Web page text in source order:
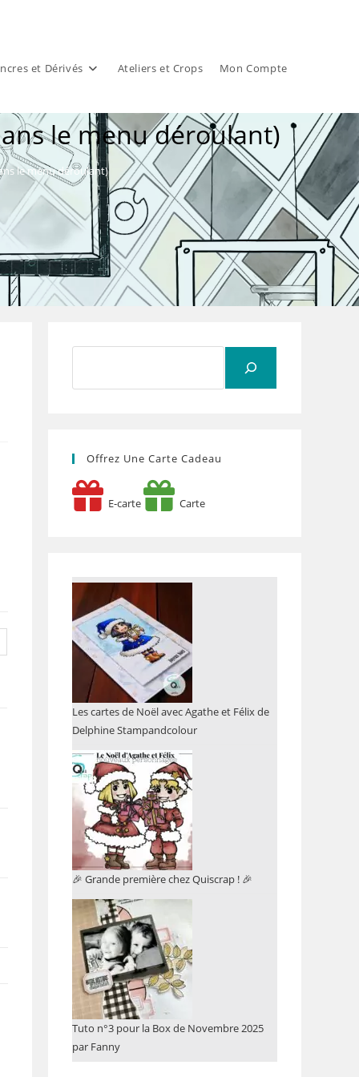
et Dérivés Ateliers et Crops Mon Compte
le menu déroulant)
le menu déroulant)
Offrez Une Carte Cadeau
E-carte Carte
Les cartes de Noël avec Agathe et Félix de
Delphine Stampandcolour
🎉 Grande première chez Quiscrap ! 🎉
Tuto n°3 pour la Box de Novembre 2025
par Fanny